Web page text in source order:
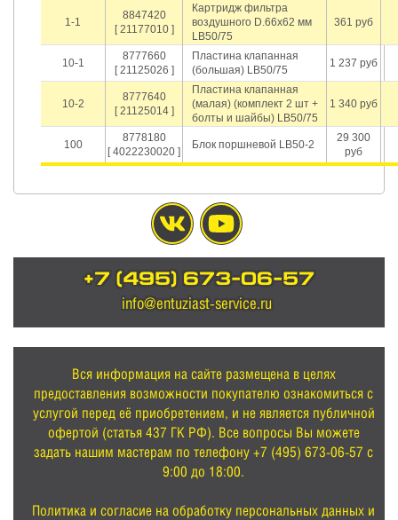
1-1
8847420
[ 21177010 ]
Картридж фильтра
воздушного D.66х62 мм
LB50/75
361 руб
10-1
8777660
[ 21125026 ]
Пластина клапанная
(большая) LB50/75
1 237 руб
10-2
8777640
[ 21125014 ]
Пластина клапанная
(малая) (комплект 2 шт +
болты и шайбы) LB50/75
1 340 руб
100
8778180
[ 4022230020 ]
Блок поршневой LB50-2
29 300
руб
+7 (495) 673-06-57
info@entuziast-service.ru
Вся информация на сайте размещена в целях
предоставления возможности покупателю ознакомиться с
услугой перед её приобретением, и не является публичной
офертой (статья 437 ГК РФ). Все вопросы Вы можете
задать нашим мастерам по телефону +7 (495) 673-06-57 с
9:00 до 18:00.
Политика и согласие на обработку персональных данных и